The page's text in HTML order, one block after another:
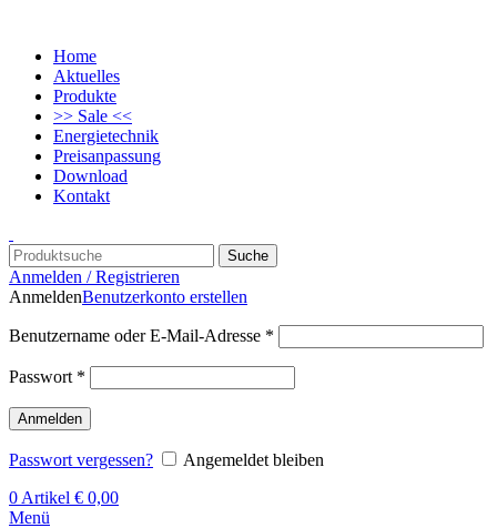
Home
Aktuelles
Produkte
>> Sale <<
Energietechnik
Preisanpassung
Download
Kontakt
Suche
Anmelden / Registrieren
AnmeldenBenutzerkonto erstellen
Benutzername oder E-Mail-Adresse *
Passwort *
Anmelden
Passwort vergessen?
Angemeldet bleiben
0 Artikel € 0,00
Menü